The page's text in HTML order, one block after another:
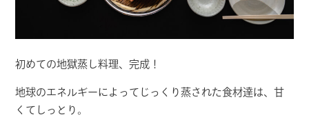
初めての地獄蒸し料理、完成！
地球のエネルギーによってじっくり蒸された食材達は、甘
くてしっとり。